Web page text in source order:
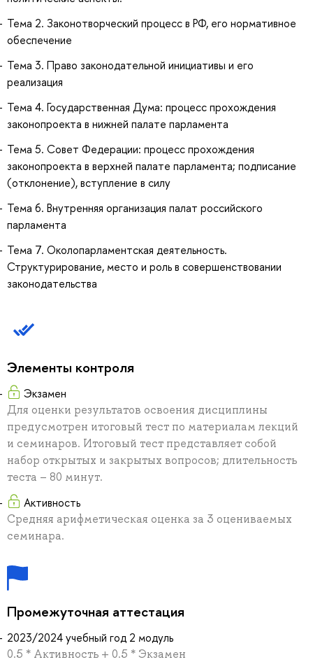
Тема 2. Законотворческий процесс в РФ, его нормативное
обеспечение
Тема 3. Право законодательной инициативы и его
реализация
Тема 4. Государственная Дума: процесс прохождения
законопроекта в нижней палате парламента
Тема 5. Совет Федерации: процесс прохождения
законопроекта в верхней палате парламента; подписание
(отклонение), вступление в силу
Тема 6. Внутренняя организация палат российского
парламента
Тема 7. Околопарламентская деятельность.
Структурирование, место и роль в совершенствовании
законодательства
Элементы контроля
Экзамен
Для оценки результатов освоения дисциплины
предусмотрен итоговый тест по материалам лекций
и семинаров. Итоговый тест представляет собой
набор открытых и закрытых вопросов; длительность
теста – 80 минут.
Активность
Средняя арифметическая оценка за 3 оцениваемых
семинара.
Промежуточная аттестация
2023/2024 учебный год 2 модуль
0.5 * Активность + 0.5 * Экзамен